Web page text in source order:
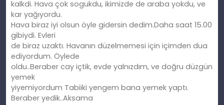
kalkdi. Hava çok sogukdu, ikimizde de araba yokdu, ve
kar yağıyordu.
Hava biraz iyi olsun öyle gidersin dedim.Daha saat 15.00
gibiydi. Evleri
de biraz uzaktı. Havanın düzelmemesi için içimden dua
ediyordum. Öylede
oldu..Beraber cay içtik, evde yalnızdım, ve doğru düzgün
yemek
yiyemiyordum Tabiiki yengem bana yemek yaptı.
Beraber yedik..Aksama